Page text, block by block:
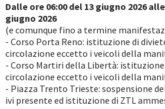
Dalle ore 06:00 del 13 giugno 2026
giugno 2026
(e comunque fino a termine
- Corso Porta Reno: istituzione di
circolazione eccetto i veicoli della
- Corso Martiri della Libertà:
circolazione eccetto i veicoli della
- Piazza Trento Trieste: sospensione
ivi presente ed istituzione di ZTL